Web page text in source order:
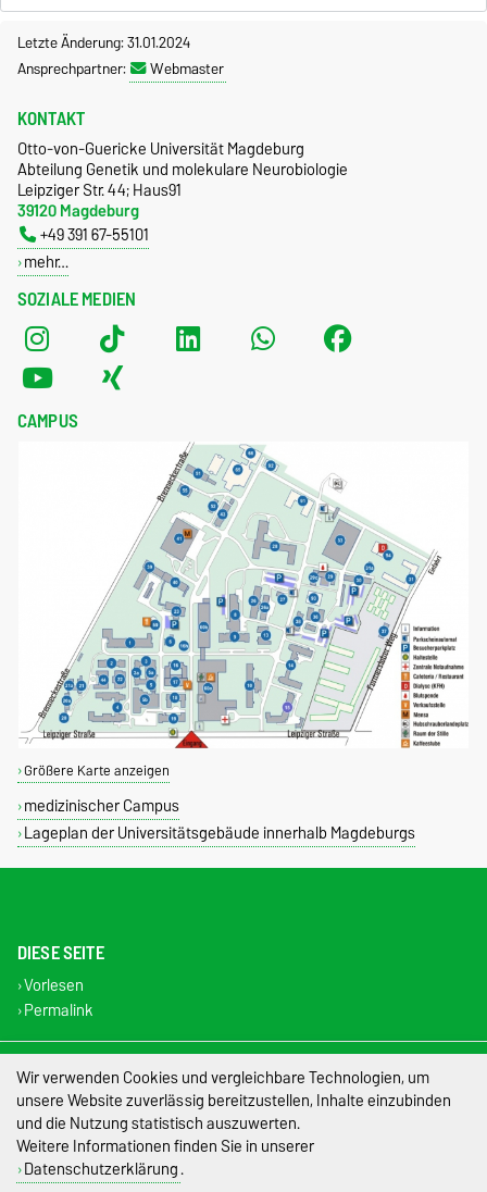
Letzte Änderung: 31.01.2024
Ansprechpartner:
Webmaster
SOZIALE MEDIEN
KONTAKT
Otto-von-Guericke Universität Magdeburg
Abteilung Genetik und molekulare Neurobiologie
Leipziger Str. 44; Haus91
39120 Magdeburg
+49 391 67-55101
mehr…
CAMPUS
Größere Karte anzeigen
medizinischer Campus
Lageplan der Universitätsgebäude innerhalb Magdeburgs
DIESE SEITE
Vorlesen
Permalink
Impressum
Datenschutz
Barrierefreiheit
Wir verwenden Cookies und vergleichbare Technologien, um
unsere Website zuverlässig bereitzustellen, Inhalte einzubinden
und die Nutzung statistisch auszuwerten.
Weitere Informationen finden Sie in unserer
Datenschutzerklärung.